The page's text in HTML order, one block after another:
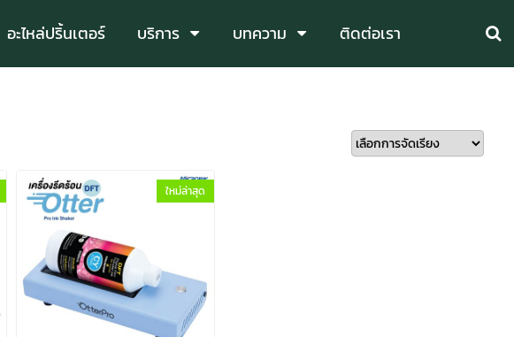
อะไหล่ปริ้นเตอร์ บริการ บทความ ติดต่อเรา
ใหม่ล่าสุด